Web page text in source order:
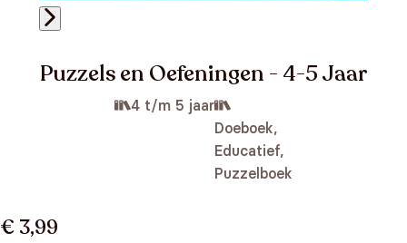
Puzzels en Oefeningen - 4-5 Jaar
4 t/m 5 jaar
Doeboek,
Educatief,
Puzzelboek
€ 3,99